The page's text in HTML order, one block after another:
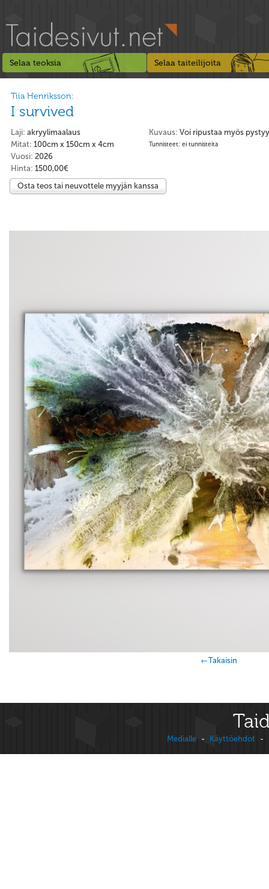
Selaa teoksia Selaa taiteilijoita
Tiia Henriksson:
I survived
Kuvaus: Voi ripustaa myös
Tunnisteet: ei tunnisteita
Laji: akryylimaalaus
Mitat: 100cm x 150cm x 4cm
Vuosi: 2026
Hinta: 1500,00€
Osta teos tai neuvottele myyjän kanssa
←Takaisin
Medialle - Käyttöehdot -